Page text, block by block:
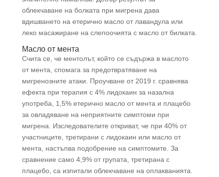
облекчаване на болката при мигрена дава
вдишването на етерично масло от лавандула или
леко масажиране на слепоочията с масло от билката.
Масло от мента
Счита се, че ментолът, който се съдържа в маслото
от мента, спомага за предотвратяване на
мигренозните атаки. Проучване от 2019 г. сравнява
ефекта при терапия с 4% лидокаин за назална
употреба, 1,5% етерично масло от мента и плацебо
за овладяване на неприятните симптоми при
мигрена. Изследователите откриват, че при 40% от
участниците, третирани с лидокаин или масло от
мента, настъпва подобрение на симптомите. За
сравнение само 4,9% от групата, третирана с
плацебо, са изпитали облекчаване на оплакванията.